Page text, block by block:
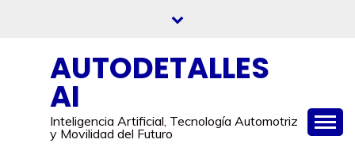
AUTODETALLES
AI
Inteligencia Artificial, Tecnología Automotriz
y Movilidad del Futuro